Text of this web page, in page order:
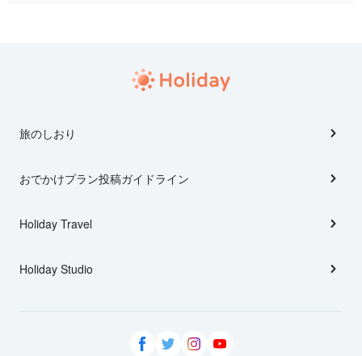
旅のしおり
おでかけプラン投稿ガイドライン
Holiday Travel
Holiday Studio